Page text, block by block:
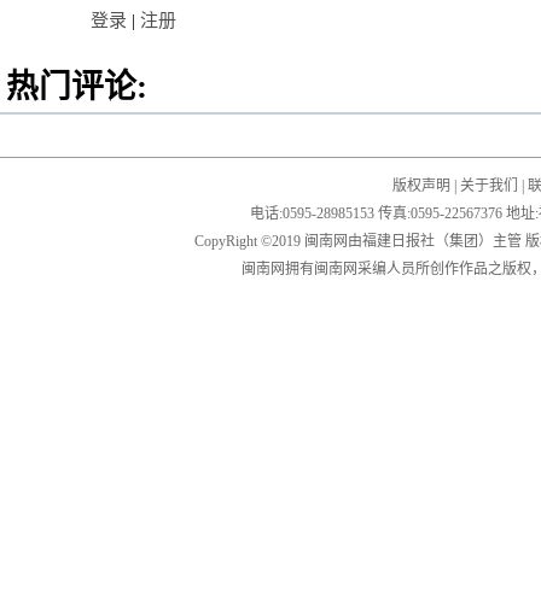
登录 | 注册
热门评论:
版权声明 关于我们
电话:0595-28985153 传真:0595-22567376 地
CopyRight ©2019 闽南网由福建日报社（集团）主管
闽南网拥有闽南网采编人员所创作作品之版